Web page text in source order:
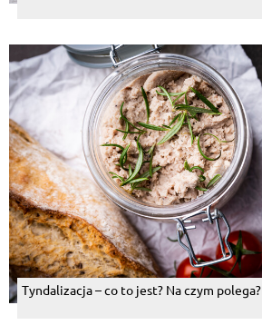
Tyndalizacja – co to jest? Na czym polega?